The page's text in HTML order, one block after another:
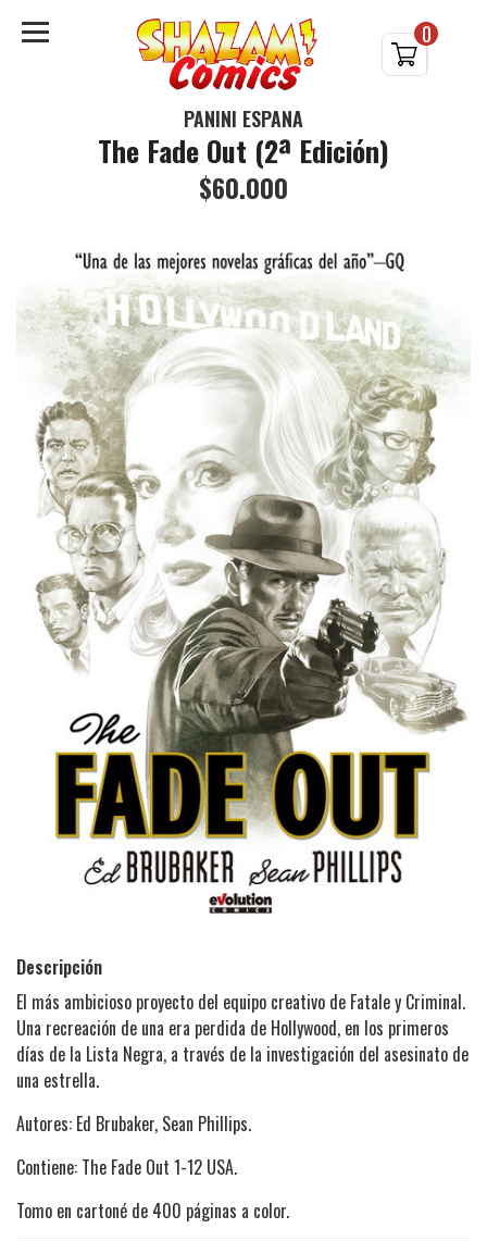
0
PANINI ESPAÑA
The Fade Out (2ª Edición)
$60.000
Descripción
El más ambicioso proyecto del equipo creativo de Fatale y Criminal.
Una recreación de una era perdida de Hollywood, en los primeros
días de la Lista Negra, a través de la investigación del asesinato de
una estrella.
Autores: Ed Brubaker, Sean Phillips.
Contiene: The Fade Out 1-12 USA.
Tomo en cartoné de 400 páginas a color.